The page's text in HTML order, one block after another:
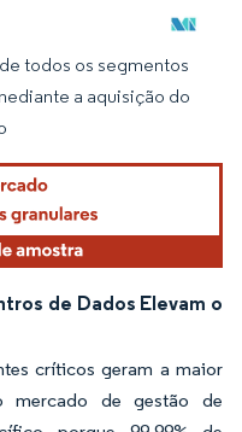
atribuição conforme CC BY 4.0.
todos os segmentos
a aquisição do
de Dados Elevam o
críticos geram a maior
mercado de gestão de